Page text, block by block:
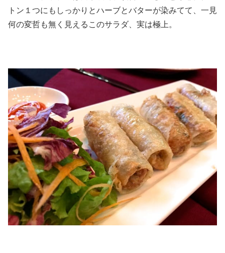
トン１つにもしっかりとハーブとバターが染みてて、一見
何の変哲も無く見えるこのサラダ、実は極上。